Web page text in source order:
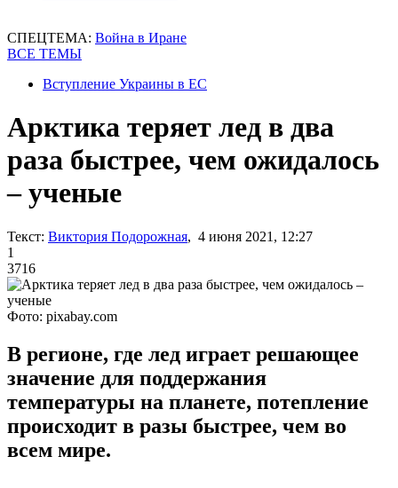
СПЕЦТЕМА: Война в Иране
ВСЕ ТЕМЫ
Вступление Украины в ЕС
Арктика теряет лед в два
раза быстрее, чем ожидалось
– ученые
Текст: Виктория Подорожная, 4 июня 2021, 12:27
1
3716
Фото: pixabay.com
В регионе, где лед играет решающее
значение для поддержания
температуры на планете, потепление
происходит в разы быстрее, чем во
всем мире.